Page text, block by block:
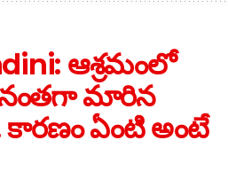
ఆశ్రమంలో
మారిన
కారణం ఏంటి అంటే